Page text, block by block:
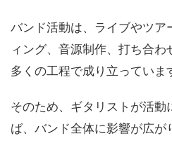
バンド活動は、ライブやツア
ィング、音源制作、打ち合
多くの工程で成り立っていま
そのため、ギタリストが活動
ば、バンド全体に影響が広が